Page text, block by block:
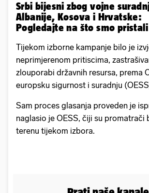
Srbi bijesni zbog vojne
Albanije, Kosova i Hrvatske:
Pogledajte na što smo pristali
Tijekom izborne kampanje bilo je
neprimjerenom pritiscima,
zlouporabi državnih resursa, prema
europsku sigurnost i suradnju
Sam proces glasanja proveden je
naglasio je OESS, čiji su promatrači
terenu tijekom izbora.